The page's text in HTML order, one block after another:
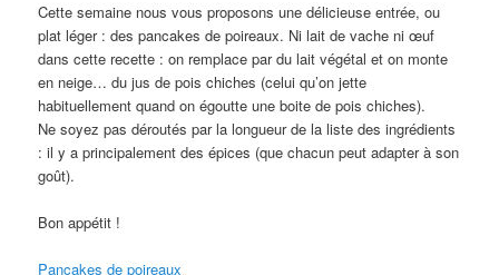
Cette semaine nous vous proposons une délicieuse entrée, ou
plat léger : des pancakes de poireaux. Ni lait de vache ni œuf
dans cette recette : on remplace par du lait végétal et on monte
en neige… du jus de pois chiches (celui qu’on jette
habituellement quand on égoutte une boite de pois chiches).
Ne soyez pas déroutés par la longueur de la liste des ingrédients
: il y a principalement des épices (que chacun peut adapter à son
goût).
Bon appétit !
Pancakes de poireaux